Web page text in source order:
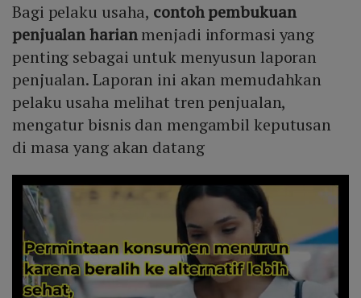
Bagi pelaku usaha, contoh pembukuan
penjualan harianmenjadi informasi yang
penting sebagai untuk menyusun laporan
penjualan. Laporan ini akan memudahkan
pelaku usaha melihat tren penjualan,
mengatur bisnis dan mengambil keputusan
di masa yang akan datang